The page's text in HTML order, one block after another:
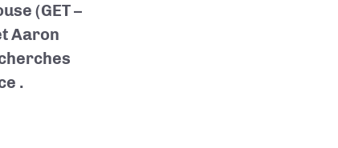
(GET –
Aaron
.